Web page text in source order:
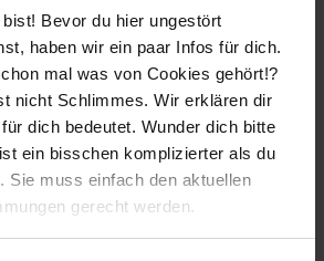
Bevor du hier ungestört
haben wir ein paar Infos für dich.
mal was von Cookies gehört!?
nicht Schlimmes. Wir erklären dir
dich bedeutet. Wunder dich bitte
ein bisschen komplizierter als du
Sie muss einfach den aktuellen
gerecht werden.
Ergebnisse laden
Stellen automatisch
aktivieren